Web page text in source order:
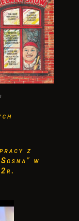
z
w